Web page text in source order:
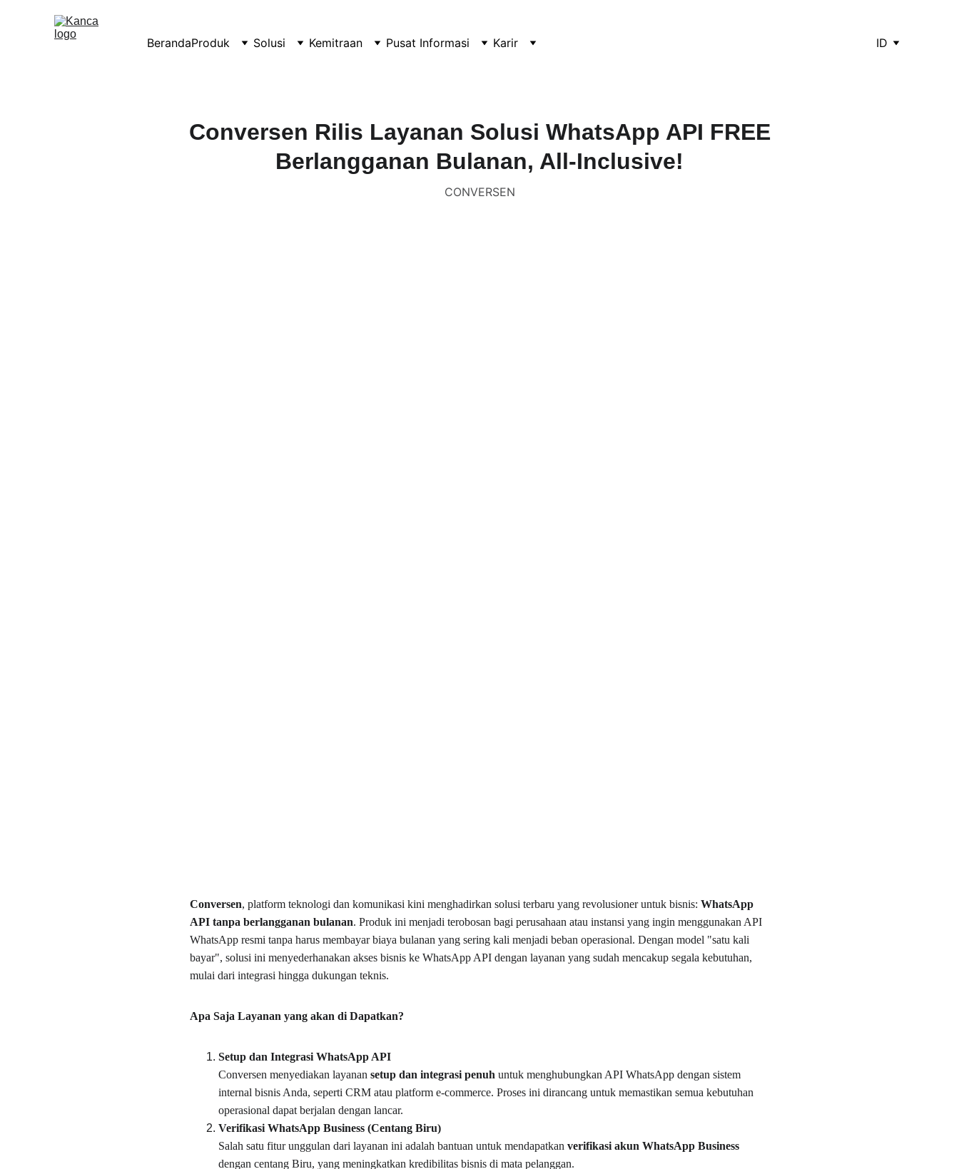
BerandaProduk Solusi Kemitraan Pusat Informasi Karir ID
Conversen Rilis Layanan Solusi WhatsApp API FREE
Berlangganan Bulanan, All-Inclusive!
CONVERSEN
Conversen, platform teknologi dan komunikasi kini menghadirkan solusi terbaru yang revolusioner untuk bisnis: WhatsApp
API tanpa berlangganan bulanan. Produk ini menjadi terobosan bagi perusahaan atau instansi yang ingin menggunakan API
WhatsApp resmi tanpa harus membayar biaya bulanan yang sering kali menjadi beban operasional. Dengan model "satu kali
bayar", solusi ini menyederhanakan akses bisnis ke WhatsApp API dengan layanan yang sudah mencakup segala kebutuhan,
mulai dari integrasi hingga dukungan teknis.
Apa Saja Layanan yang akan di Dapatkan?
Setup dan Integrasi WhatsApp API
Conversen menyediakan layanan setup dan integrasi penuh untuk menghubungkan API WhatsApp dengan sistem
internal bisnis Anda, seperti CRM atau platform e-commerce. Proses ini dirancang untuk memastikan semua kebutuhan
operasional dapat berjalan dengan lancar.
Verifikasi WhatsApp Business (Centang Biru)
Salah satu fitur unggulan dari layanan ini adalah bantuan untuk mendapatkan verifikasi akun WhatsApp Business
dengan centang Biru, yang meningkatkan kredibilitas bisnis di mata pelanggan.